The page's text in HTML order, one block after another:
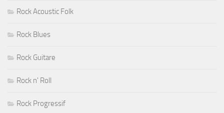
Rock Acoustic Folk
Rock Blues
Rock Guitare
Rock n' Roll
Rock Progressif